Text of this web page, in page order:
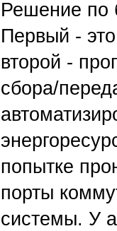
Решение по
Первый -
второй -
сбора/
попытке
порты
системы. У